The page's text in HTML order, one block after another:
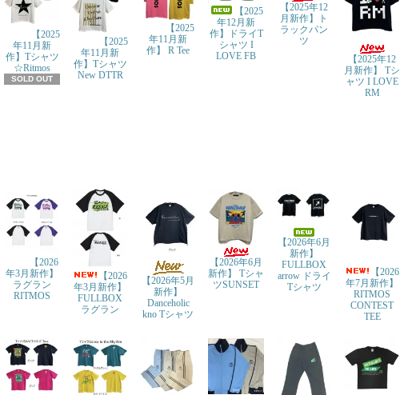
【2025
年11月新
作】Tシャツ
☆Ritmos
SOLD OUT
【2025
年11月新
作】Tシャツ
New DTTR
【2025
年11月新
作】 R Tee
【2025
年12月新
作】ドライT
シャツ I
LOVE FB
【2025年12
月新作】ト
ラックパン
ツ
【2025年12
月新作】 Tシ
ャツ I LOVE
RM
【2026
年3月新作】
ラグラン
RITMOS
【2026
年3月新作】
FULLBOX
ラグラン
【2026年5月
新作】
Danceholic
kno Tシャツ
【2026年6月
新作】 Tシャ
ツSUNSET
【2026年6月
新作】
FULLBOX
arrow ドライ
Tシャツ
【2026
年7月新作】
RITMOS
CONTEST
TEE